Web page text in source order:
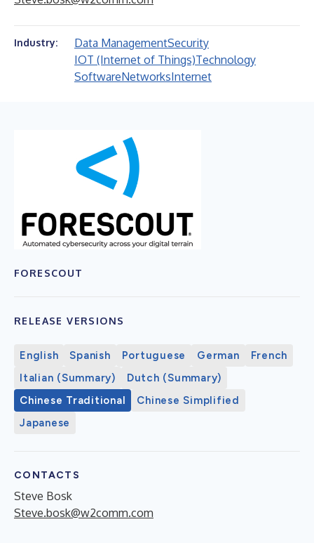
Industry: Data ManagementSecurity
IOT (Internet of Things)Technology
SoftwareNetworksInternet
FORESCOUT
RELEASE VERSIONS
English Spanish Portuguese German
French
Italian (Summary)
Dutch (Summary)
Chinese Traditional
Chinese Simplified
Japanese
CONTACTS
Steve Bosk
Steve.bosk@w2comm.com